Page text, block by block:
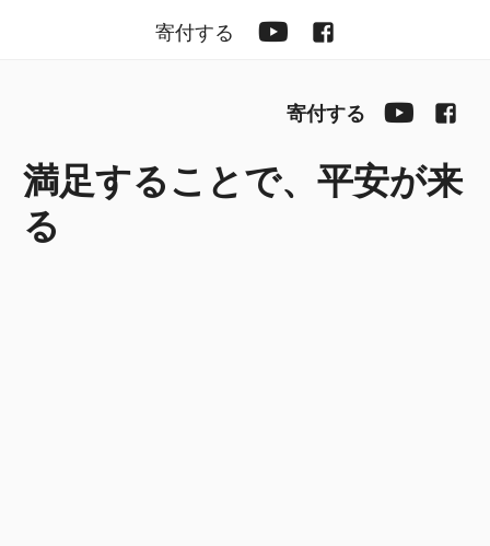
寄付する YouTube
寄付する
満足することで、平安が来
る